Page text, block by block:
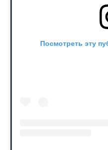
Посмотреть эту